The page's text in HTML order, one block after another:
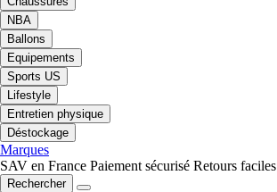
NBA
Ballons
Equipements
Sports US
Lifestyle
Entretien physique
Déstockage
Marques
SAV en France Paiement sécurisé Retours faciles
Rechercher